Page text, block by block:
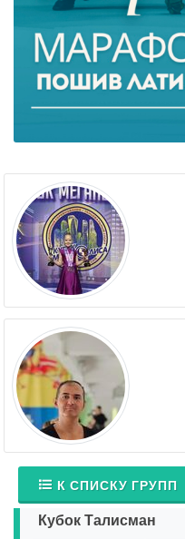
К СПИСКУ ГРУПП
Кубок Талисман